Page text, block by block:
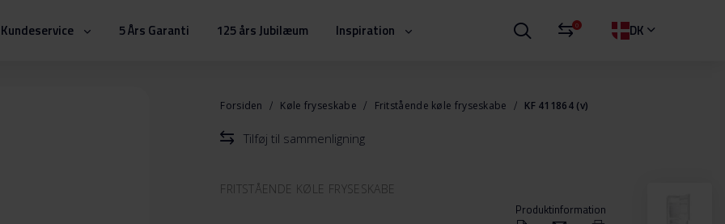
Kundeservice 5 Års Garanti 125 års Jubilæum Inspiration 0 DK
Forsiden Køle fryseskabe Fritstående køle fryseskabe KF 411864 (v)
Tilføj til sammenligning
FRITSTÅENDE KØLE FRYSESKABE
Produktinformation